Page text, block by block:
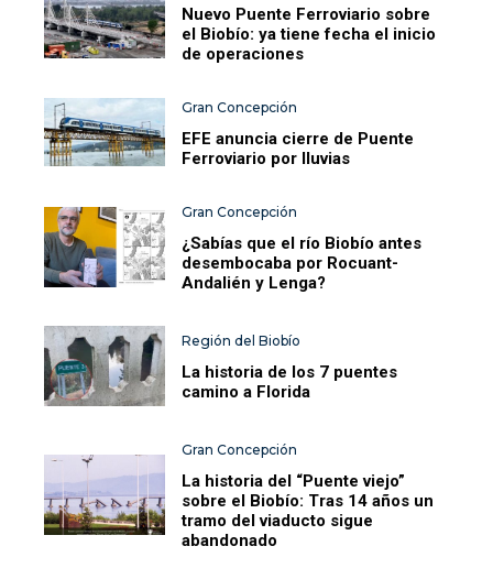
Nuevo Puente Ferroviario sobre
el Biobío: ya tiene fecha el inicio
de operaciones
Gran Concepción
EFE anuncia cierre de Puente
Ferroviario por lluvias
Gran Concepción
¿Sabías que el río Biobío antes
desembocaba por Rocuant-
Andalién y Lenga?
Región del Biobío
La historia de los 7 puentes
camino a Florida
Gran Concepción
La historia del “Puente viejo”
sobre el Biobío: Tras 14 años un
tramo del viaducto sigue
abandonado